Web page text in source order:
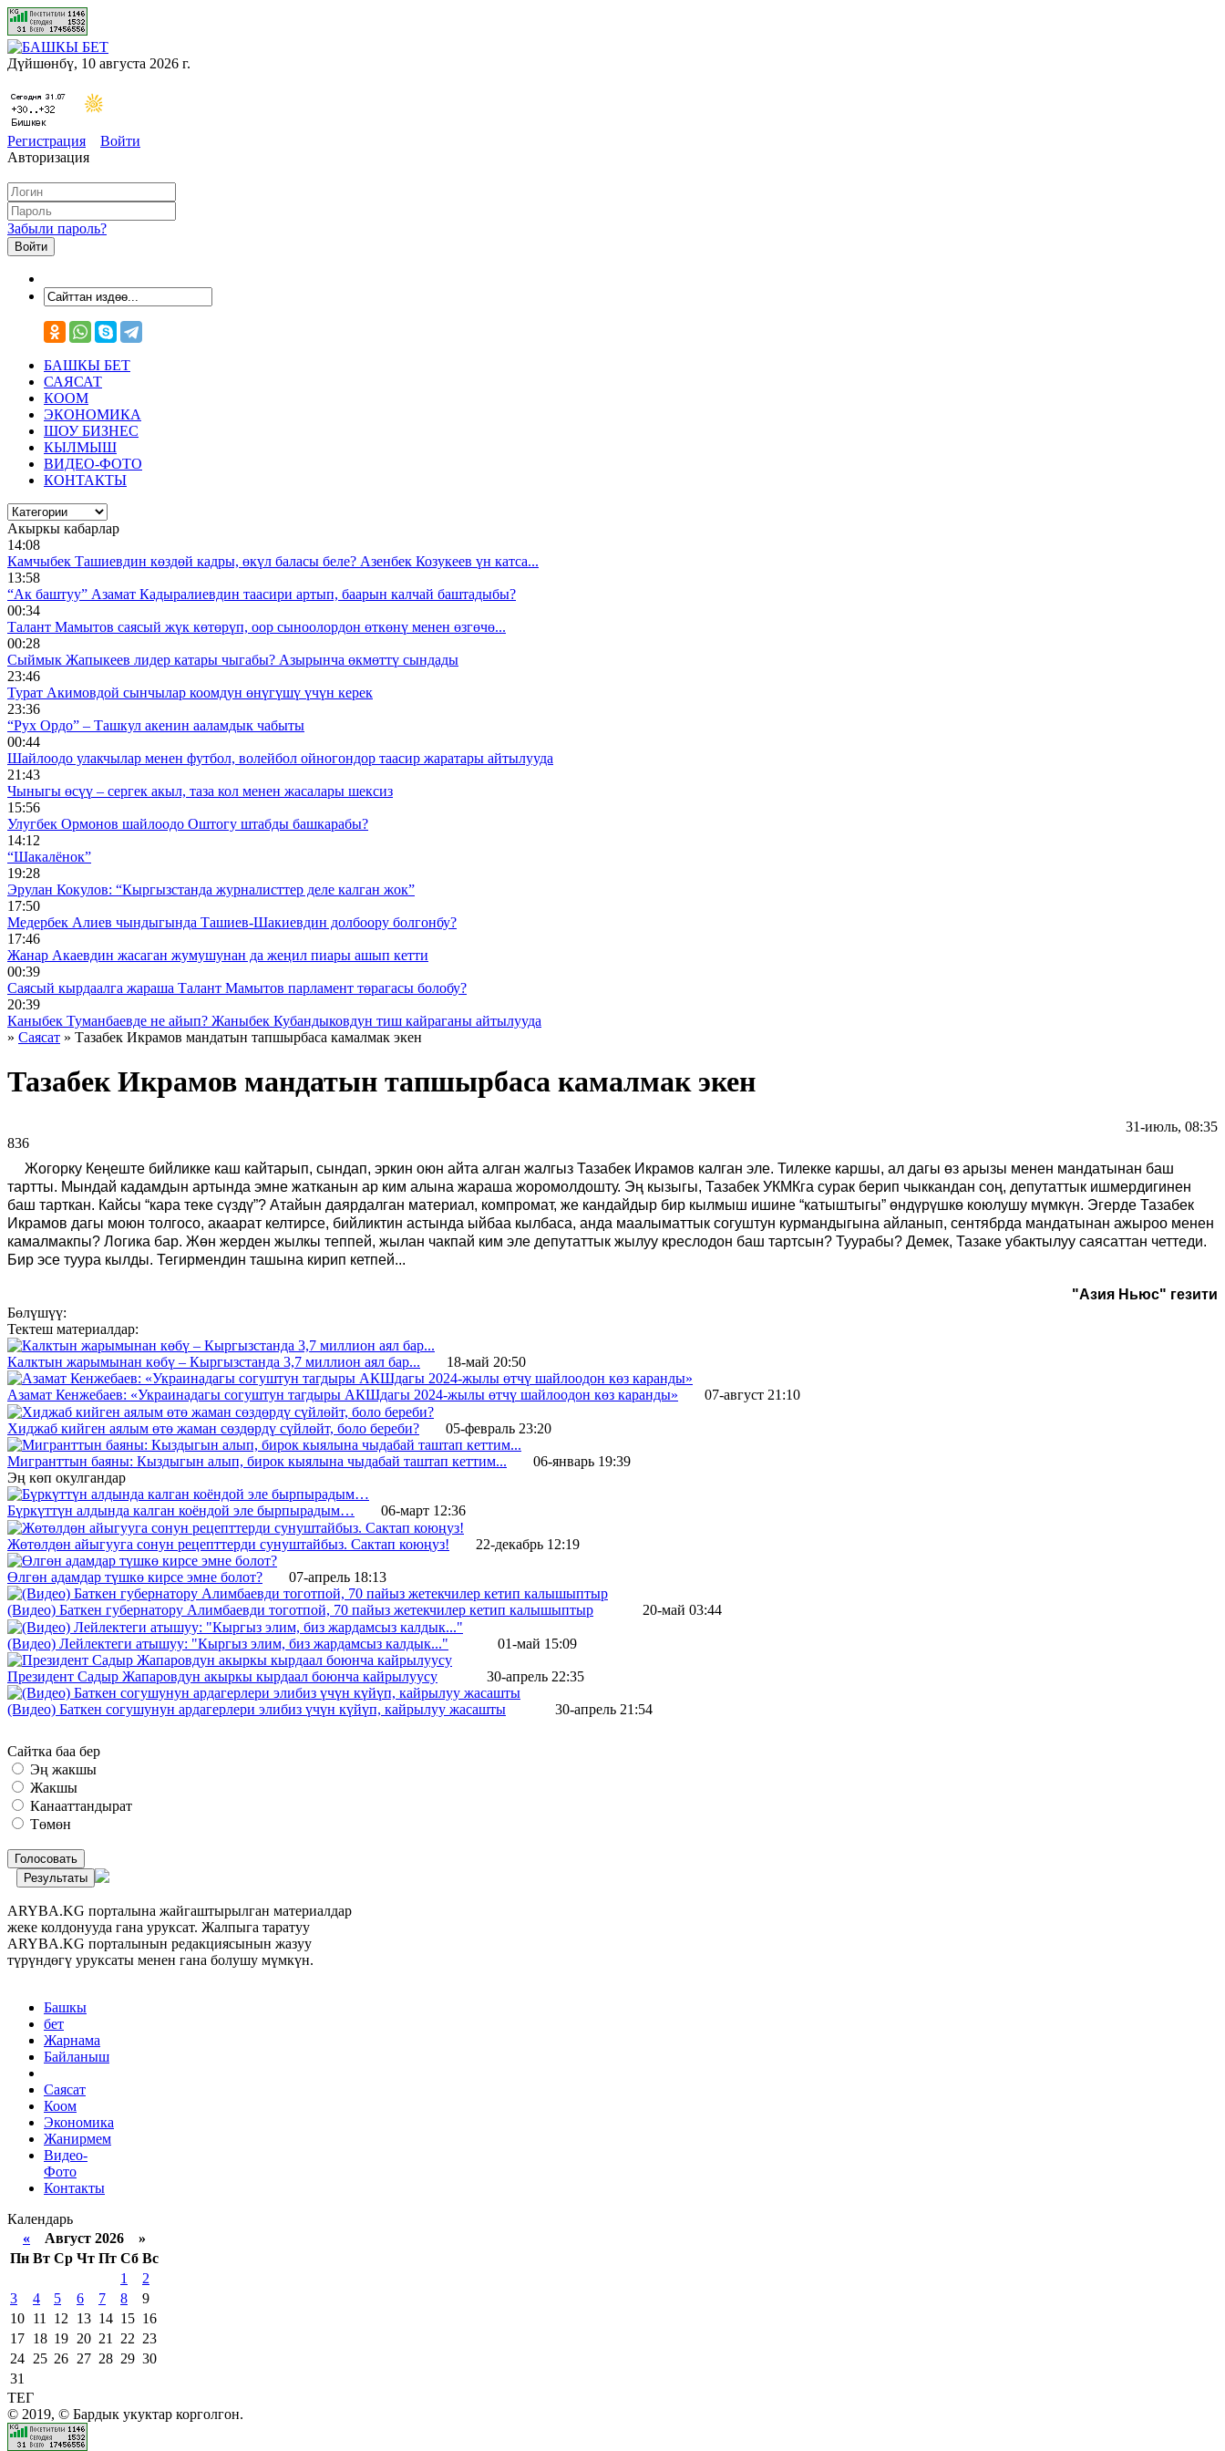
Дүйшөнбү, 10 августа 2026 г.
Регистрация
Войти
Авторизация
Забыли пароль?
БАШКЫ БЕТ
САЯСАТ
КООМ
ЭКОНОМИКА
ШОУ БИЗНЕС
КЫЛМЫШ
ВИДЕО-ФОТО
КОНТАКТЫ
Акыркы кабарлар
14:08
Камчыбек Ташиевдин көздөй кадры, өкүл баласы беле? Азенбек Козукеев үн катса...
13:58
“Ак баштуу” Азамат Кадыралиевдин таасири артып, баарын калчай баштадыбы?
00:34
Талант Мамытов саясый жүк көтөрүп, оор сыноолордон өткөнү менен өзгөчө...
00:28
Сыймык Жапыкеев лидер катары чыгабы? Азырынча өкмөттү сындады
23:46
Турат Акимовдой сынчылар коомдун өнүгүшү үчүн керек
23:36
“Рух Ордо” – Ташкул акенин ааламдык чабыты
00:44
Шайлоодо улакчылар менен футбол, волейбол ойногондор таасир жаратары айтылууда
21:43
Чыныгы өсүү – сергек акыл, таза кол менен жасалары шексиз
15:56
Улугбек Ормонов шайлоодо Оштогу штабды башкарабы?
14:12
“Шакалёнок”
19:28
Эрулан Кокулов: “Кыргызстанда журналисттер деле калган жок”
17:50
Медербек Алиев чындыгында Ташиев-Шакиевдин долбоору болгонбу?
17:46
Жанар Акаевдин жасаган жумушунан да жеңил пиары ашып кетти
00:39
Саясый кырдаалга жараша Талант Мамытов парламент төрагасы болобу?
20:39
Каныбек Туманбаевде не айып? Жаныбек Кубандыковдун тиш кайраганы айтылууда
» Саясат » Тазабек Икрамов мандатын тапшырбаса камалмак экен
Тазабек Икрамов мандатын тапшырбаса камалмак экен
31-июль, 08:35
836 ᠌ ᠌ ᠌ ᠌᠌ ᠌ ᠌᠌
Жогорку Кеңеште бийликке каш кайтарып, сындап, эркин оюн айта алган жалгыз Тазабек Икрамов калган эле. Тилекке каршы, ал дагы өз арызы менен мандатынан баш
тартты. Мындай кадамдын артында эмне жатканын ар ким алына жараша жоромолдошту. Эң кызыгы, Тазабек УКМКга сурак берип чыккандан соң, депутаттык ишмердигинен
баш тарткан. Кайсы “кара теке сүздү”? Атайын даярдалган материал, компромат, же кандайдыр бир кылмыш ишине “катыштыгы” өндүрүшкө коюлушу мүмкүн. Эгерде Тазабек
Икрамов дагы моюн толгосо, акаарат келтирсе, бийликтин астында ыйбаа кылбаса, анда маалыматтык согуштун курмандыгына айланып, сентябрда мандатынан ажыроо менен
камалмакпы? Логика бар. Жөн жерден жылкы теппей, жылан чакпай ким эле депутаттык жылуу креслодон баш тартсын? Туурабы? Демек, Тазаке убактылуу саясаттан четтеди.
Бир эсе туура кылды. Тегирмендин ташына кирип кетпей...
"Азия Ньюс" гезити
Бөлүшүү:
Тектеш материалдар:
Калктын жарымынан көбү – Кыргызстанда 3,7 миллион аял бар... 18-май 20:50
Азамат Кенжебаев: «Украинадагы согуштун тагдыры АКШдагы 2024-жылы өтчү шайлоодон көз каранды» 07-август 21:10
Хиджаб кийген аялым өтө жаман сөздөрдү сүйлөйт, боло береби? 05-февраль 23:20
Мигранттын баяны: Кыздыгын алып, бирок кыялына чыдабай таштап кеттим...
06-январь 19:39
Эң көп окулгандар
Бүркүттүн алдында калган коёндой эле бырпырадым… 06-март 12:36
Жөтөлдөн айыгууга сонун рецепттерди сунуштайбыз. Сактап коюңуз! 22-декабрь 12:19
Өлгөн адамдар түшкө кирсе эмне болот? 07-апрель 18:13
(Видео) Баткен губернатору Алимбаевди тоготпой, 70 пайыз жетекчилер кетип калышыптыр 20-май 03:44
(Видео) Лейлектеги атышуу: "Кыргыз элим, биз жардамсыз калдык..." 01-май 15:09
Президент Садыр Жапаровдун акыркы кырдаал боюнча кайрылуусу 30-апрель 22:35
(Видео) Баткен согушунун ардагерлери элибиз үчүн күйүп, кайрылуу жасашты 30-апрель 21:54
Сайтка баа бер
Эң жакшы
Жакшы
Канааттандырат
Төмөн
Голосовать
Результаты
ARYBA.KG порталына жайгаштырылган материалдар
жеке колдонууда гана уруксат. Жалпыга таратуу
ARYBA.KG порталынын редакциясынын жазуу
түрүндөгү уруксаты менен гана болушу мүмкүн.
Башкы
бет
Жарнама
Байланыш
Саясат
Коом
Экономика
Жанирмем
Видео-
Фото
Контакты
Календарь
« Август 2026 »
Пн Вт Ср Чт Пт Сб Вс
1
2
3
4 5 6 7 8
9
10 11 12 13 14 15 16
17 18 19 20 21 22 23
24 25 26 27 28 29 30
31
ТЕГ
© 2019, © Бардык укуктар корголгон.